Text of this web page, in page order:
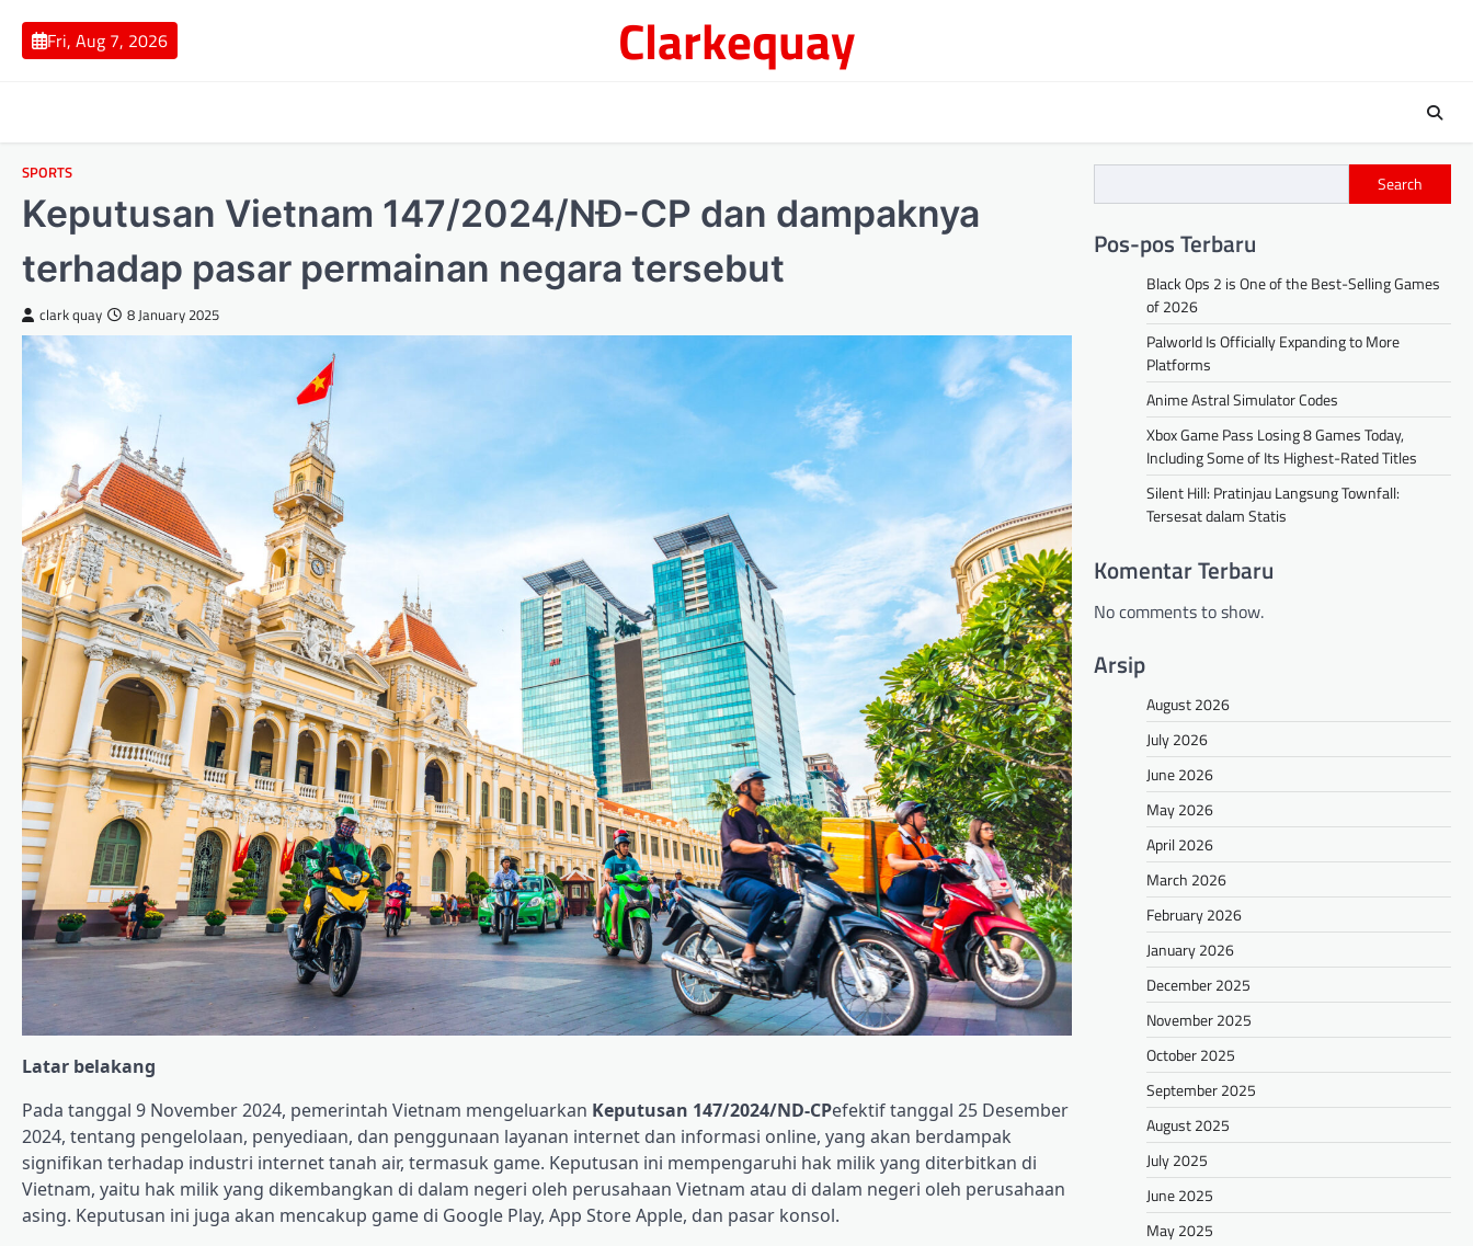
content
Fri, Aug 7, 2026 Clarkequay
SPORTS
Keputusan Vietnam 147/2024/NĐ-CP dan dampaknya
terhadap pasar permainan negara tersebut
clark quay 8 January 2025
Latar belakang
Pada tanggal 9 November 2024, pemerintah Vietnam mengeluarkan Keputusan 147/2024/ND-CPefektif tanggal 25 Desember
2024, tentang pengelolaan, penyediaan, dan penggunaan layanan internet dan informasi online, yang akan berdampak
signifikan terhadap industri internet tanah air, termasuk game. Keputusan ini mempengaruhi hak milik yang diterbitkan di
Vietnam, yaitu hak milik yang dikembangkan di dalam negeri oleh perusahaan Vietnam atau di dalam negeri oleh perusahaan
asing. Keputusan ini juga akan mencakup game di Google Play, App Store Apple, dan pasar konsol.
Search
Pos-pos Terbaru
Black Ops 2 is One of the Best-Selling Games
of 2026
Palworld Is Officially Expanding to More
Platforms
Anime Astral Simulator Codes
Xbox Game Pass Losing 8 Games Today,
Including Some of Its Highest-Rated Titles
Silent Hill: Pratinjau Langsung Townfall:
Tersesat dalam Statis
Komentar Terbaru
No comments to show.
Arsip
August 2026
July 2026
June 2026
May 2026
April 2026
March 2026
February 2026
January 2026
December 2025
November 2025
October 2025
September 2025
August 2025
July 2025
June 2025
May 2025